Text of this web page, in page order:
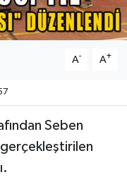
A- A+
Seben